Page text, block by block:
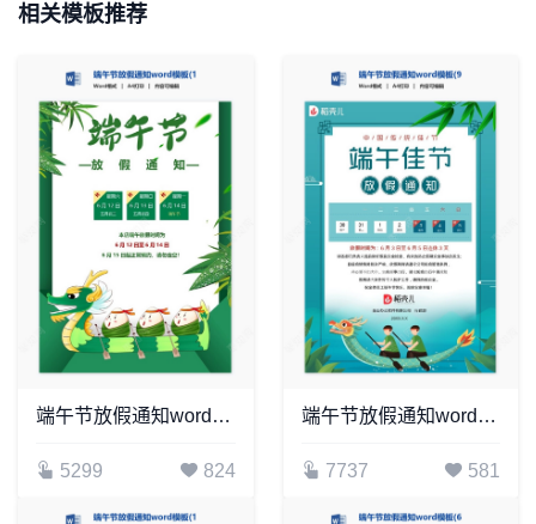
相关模板推荐
端午节放假通知word模板(19)
5299 824
端午节放假通知word模板(9)
7737 581